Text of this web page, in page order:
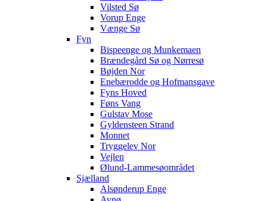
Vilsted Sø
Vorup Enge
Vænge Sø
Fyn
Bispeenge og Munkemaen
Brændegård Sø og Nørresø
Bøjden Nor
Enebærodde og Hofmansgave
Fyns Hoved
Føns Vang
Gulstav Mose
Gyldensteen Strand
Monnet
Tryggelev Nor
Vejlen
Ølund-Lammesøområdet
Sjælland
Alsønderup Enge